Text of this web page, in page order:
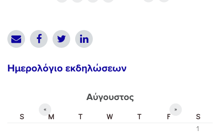
Ημερολόγιο εκδηλώσεων
Αύγουστος
« »
S M T W T F
S
1